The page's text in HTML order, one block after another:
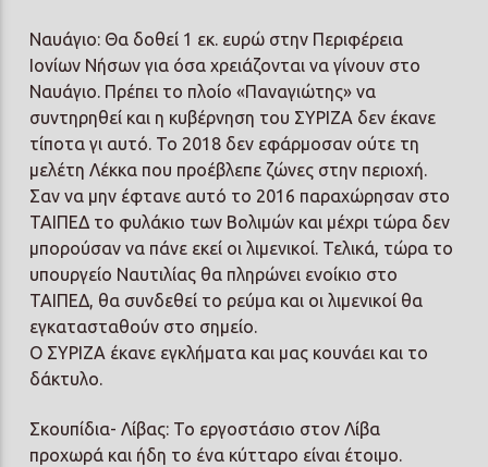
Ναυάγιο: Θα δοθεί 1 εκ. ευρώ στην Περιφέρεια
Ιονίων Νήσων για όσα χρειάζονται να γίνουν στο
Ναυάγιο. Πρέπει το πλοίο «Παναγιώτης» να
συντηρηθεί και η κυβέρνηση του ΣΥΡΙΖΑ δεν έκανε
τίποτα γι αυτό. Το 2018 δεν εφάρμοσαν ούτε τη
μελέτη Λέκκα που προέβλεπε ζώνες στην περιοχή.
Σαν να μην έφτανε αυτό το 2016 παραχώρησαν στο
ΤΑΙΠΕΔ το φυλάκιο των Βολιμών και μέχρι τώρα δεν
μπορούσαν να πάνε εκεί οι λιμενικοί. Τελικά, τώρα το
υπουργείο Ναυτιλίας θα πληρώνει ενοίκιο στο
ΤΑΙΠΕΔ, θα συνδεθεί το ρεύμα και οι λιμενικοί θα
εγκατασταθούν στο σημείο.
Ο ΣΥΡΙΖΑ έκανε εγκλήματα και μας κουνάει και το
δάκτυλο.
Σκουπίδια- Λίβας: Το εργοστάσιο στον Λίβα
προχωρά και ήδη το ένα κύτταρο είναι έτοιμο.